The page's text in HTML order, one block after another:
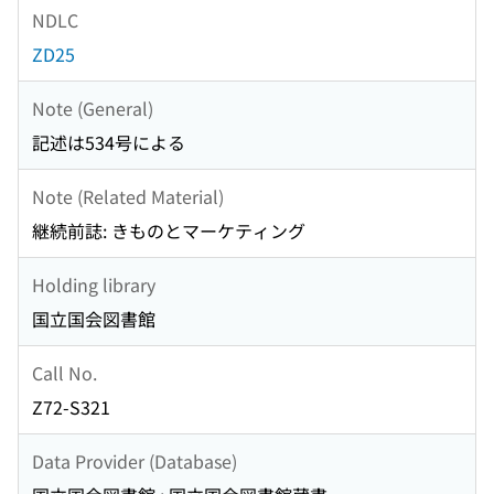
NDLC
ZD25
Note (General)
記述は534号による
Note (Related Material)
継続前誌: きものとマーケティング
Holding library
国立国会図書館
Call No.
Z72-S321
Data Provider (Database)